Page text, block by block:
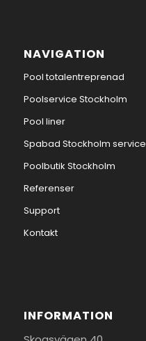
NAVIGATION
Pool totalentreprenad
Poolservice Stockholm
Pool liner
Spabad Stockholm service
Poolbutik Stockholm
Referenser
Support
Kontakt
INFORMATION